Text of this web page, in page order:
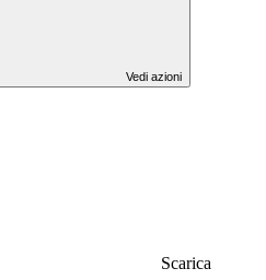
Vedi azioni
Scarica